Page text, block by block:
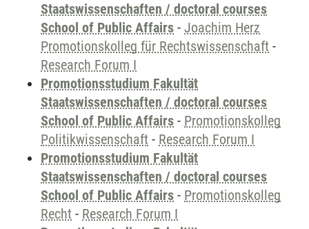
Staatswissenschaften / doctoral courses
School of Public Affairs - Joachim Herz
Promotionskolleg für Rechtswissenschaft -
Research Forum I
Promotionsstudium Fakultät
Staatswissenschaften / doctoral courses
School of Public Affairs - Promotionskolleg
Politikwissenschaft - Research Forum I
Promotionsstudium Fakultät
Staatswissenschaften / doctoral courses
School of Public Affairs - Promotionskolleg
Recht - Research Forum I